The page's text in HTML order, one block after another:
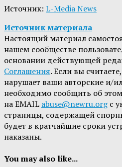
Источник: L-Media News
Источник материала
Настоящий материал
нашем сообществе
основании действующей
Соглашения. Если вы
нарушает ваши авторские и/
необходимо сообщить об
на EMAIL abuse@newru.orgс
страницы, содержащей
будет в кратчайшие сроки
наказаны.
You may also like...